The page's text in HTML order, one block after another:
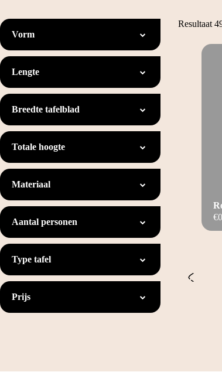
Resultaat
€0
Vorm
Lengte
Breedte tafelblad
Totale hoogte
Materiaal
Aantal personen
Type tafel
Prijs